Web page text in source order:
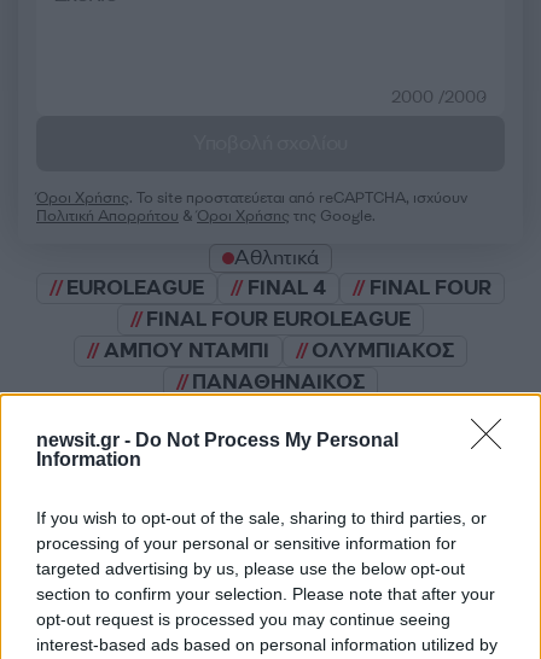
newsit.gr - Do Not Process My Personal
Information
If you wish to opt-out of the sale, sharing to third parties, or
processing of your personal or sensitive information for
targeted advertising by us, please use the below opt-out
section to confirm your selection. Please note that after your
opt-out request is processed you may continue seeing
interest-based ads based on personal information utilized by
2000 /2000
Όροι Χρήσης. Το site προστατεύεται από reCAPTCHA, ισχύουν
Πολιτική Απορρήτου &Όροι Χρήσης της Google.
Αθλητικά
EUROLEAGUE
FINAL 4
FINAL FOUR
FINAL FOUR EUROLEAGUE
ΑΜΠΟΥ ΝΤΑΜΠΙ
ΟΛΥΜΠΙΑΚΟΣ
ΠΑΝΑΘΗΝΑΙΚΟΣ
Share:
ενημερωθείτε πρώτοι για όλη την ειδησεογραφία και τα
τελευταία νέα της ημέρας